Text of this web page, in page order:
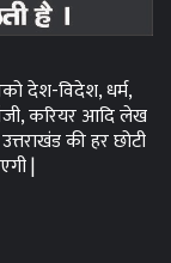
देश-विदेश, धर्म,
करियर आदि लेख
की हर छोटी
|